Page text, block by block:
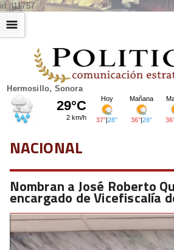
id: |11757
Hermosillo, Sonora
☰
NACIONAL
Nombran a José Roberto
encargado de Vicefiscalía